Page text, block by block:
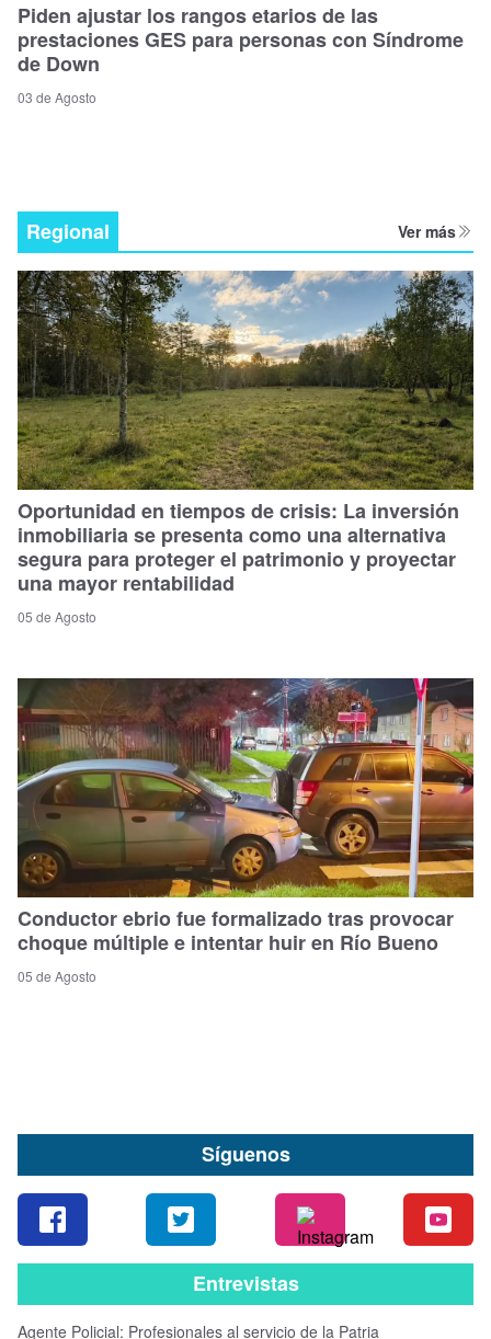
Piden ajustar los rangos etarios de las
prestaciones GES para personas con Síndrome
de Down
03 de Agosto
Regional Ver más
Oportunidad en tiempos de crisis: La inversión
inmobiliaria se presenta como una alternativa
segura para proteger el patrimonio y proyectar
una mayor rentabilidad
05 de Agosto
Conductor ebrio fue formalizado tras provocar
choque múltiple e intentar huir en Río Bueno
05 de Agosto
Síguenos
Entrevistas
Agente Policial: Profesionales al servicio de la Patria